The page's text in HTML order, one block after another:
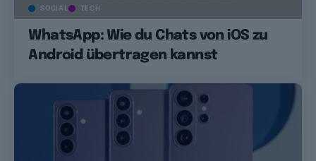
SOCIAL TECH
WhatsApp: Wie du Chats von iOS zu
Android übertragen kannst